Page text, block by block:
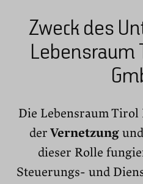
Zweck des
Lebensraum
Die Lebensraum
der Vernetzung und
dieser Rolle
Steuerungs- und